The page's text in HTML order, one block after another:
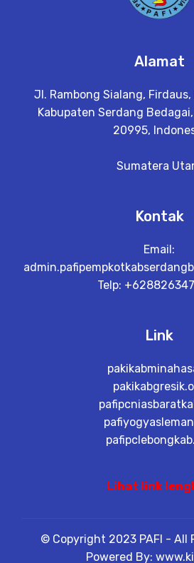
Alamat
Jl. Rambong Sialang, Firdaus,
Kabupaten Serdang
20995,
Sumatera
Kontak
Email:
Telp:
Link
Lihat link
© Copyright 2023 PAFI - All
Powered By: